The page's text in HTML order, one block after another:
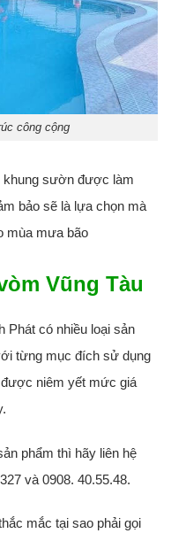
công cộng
khung sườn được làm
bảo sẽ là lựa chọn mà
mùa mưa bão
Vũng Tàu
Phát có nhiều loại sản
từng mục đích sử dụng
niêm yết mức giá
phẩm thì hãy liên hệ
và 0908. 40.55.48.
mắc tại sao phải gọi